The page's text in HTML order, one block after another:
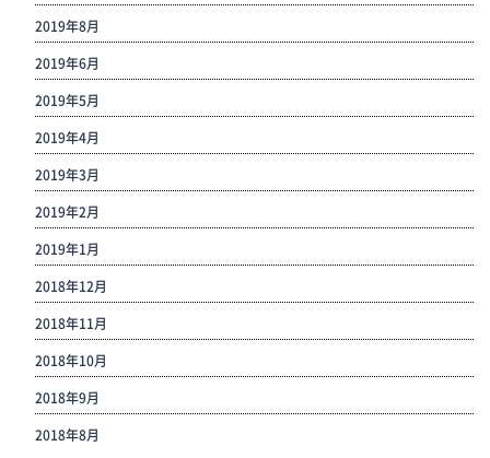
2019年8月
2019年6月
2019年5月
2019年4月
2019年3月
2019年2月
2019年1月
2018年12月
2018年11月
2018年10月
2018年9月
2018年8月